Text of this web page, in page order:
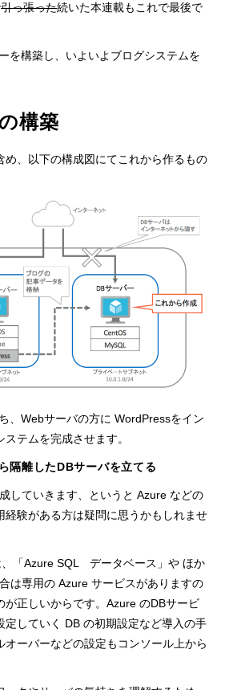
引っ張った続いた本連載もこれで最後で
を構築し、いよいよブログシステムを
構築
め、以下の構成図にてこれから作るもの
、Webサーバの方に WordPressをイン
テムを完成させます。
隔離したDBサーバを立てる
していきます、というと Azure などの
経験がある方は疑問に思うかもしれませ
、「Azure SQL データベース」や ほか
は専用の Azure サービスがありますの
が正しいからです。Azure のDBサービ
定していく DB の初期設定など導入の手
オーバーなどの設定もコンソール上から